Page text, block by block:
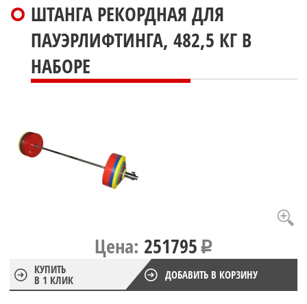
ШТАНГА РЕКОРДНАЯ ДЛЯ
ПАУЭРЛИФТИНГА, 482,5 КГ В
НАБОРЕ
Цена: 251795
КУПИТЬ
В 1 КЛИК
ДОБАВИТЬ В КОРЗИНУ